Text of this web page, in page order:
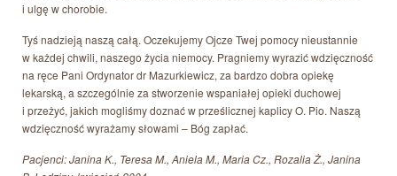
i ulgę w chorobie.
Tyś nadzieją naszą całą. Oczekujemy Ojcze Twej pomocy nieustannie
w każdej chwili, naszego życia niemocy. Pragniemy wyrazić wdzięczność
na ręce Pani Ordynator dr Mazurkiewicz, za bardzo dobra opiekę
lekarską, a szczególnie za stworzenie wspaniałej opieki duchowej
i przeżyć, jakich mogliśmy doznać w prześlicznej kaplicy O. Pio. Naszą
wdzięczność wyrażamy słowami – Bóg zapłać.
Pacjenci: Janina K., Teresa M., Aniela M., Maria Cz., Rozalia Ż., Janina